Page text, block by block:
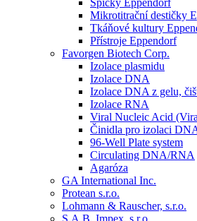
Mikrotitrační destičky
Tkáňové kultury
Přístroje Eppendorf
Favorgen Biotech Corp.
Izolace plasmidu
Izolace DNA
Izolace DNA z gelu,
Izolace RNA
Viral Nucleic Acid
Činidla pro izolaci
96-Well Plate system
Circulating DNA/RNA
Agaróza
GA International Inc.
Protean s.r.o.
Lohmann & Rauscher, s.r.o.
S.A.B. Impex, s.r.o.